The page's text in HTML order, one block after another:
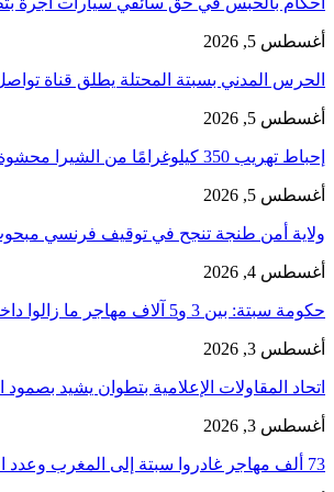
أغسطس 5, 2026
الحرس المدني بسبتة المحتلة يطلق قناة
أغسطس 5, 2026
إحباط تهريب 350 كيلوغرامًا من الشيرا محشوة داخل قوالب…
أغسطس 5, 2026
ولاية أمن طنجة تنجح في توقيف فرنسي
أغسطس 4, 2026
حكومة سبتة: بين 3 و5 آلاف مهاجر ما زالوا داخل المدينة و862…
أغسطس 3, 2026
اتحاد المقاولات الإعلامية بتطوان يشيد
أغسطس 3, 2026
73 ألف مهاجر غادروا سبتة إلى المغرب وعدد القتلى يرتفع لـ71